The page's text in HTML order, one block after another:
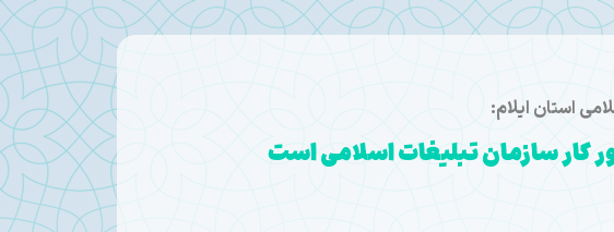
استان ایلام:
کار سازمان تبلیغات اسلامی است